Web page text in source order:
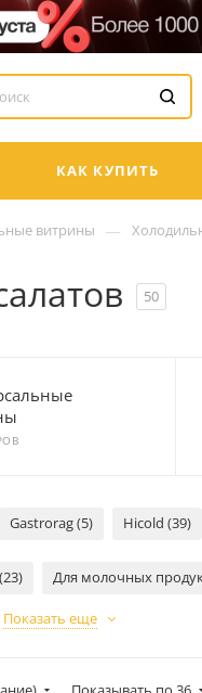
КАК КУПИТЬ
витрины —
50
Gastrorag (5) Hicold (39)
Для молочных
Показать еще